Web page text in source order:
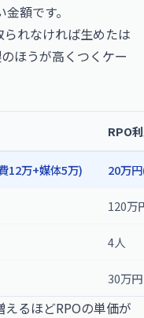
額です。
れなければ生めたは
ほうが高くつくケー
RPO
12万+媒体5万) 20万
120万
4人
30万円
るほどRPOの単価が